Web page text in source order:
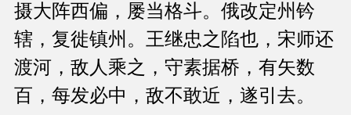
摄大阵西偏，屡当格斗。俄改定州钤
辖，复徙镇州。王继忠之陷也，宋师还
渡河，敌人乘之，守素据桥，有矢数
百，每发必中，敌不敢近，遂引去。